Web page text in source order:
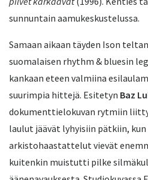
sunnuntain aamukeskustelussa.
Samaan aikaan täyden Ison
suomalaisen rhythm & bluesin
kankaan eteen valmiina
suurimpia hittejä. Esitetyn Baz
dokumenttielokuvan rytmiin
laulut jäävät lyhyisiin pätkiin, kun
arkistohaastattelut vievät
kuitenkin muistutti pilke